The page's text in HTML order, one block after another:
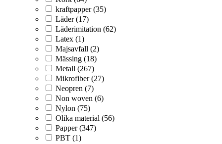
kraftpapper (35)
Läder (17)
Läderimitation (62)
Latex (1)
Majsavfall (2)
Mässing (18)
Metall (267)
Mikrofiber (27)
Neopren (7)
Non woven (6)
Nylon (75)
Olika material (56)
Papper (347)
PBT (1)